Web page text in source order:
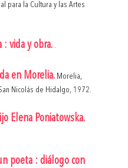
para la Cultura y las Artes
: vida y obra. .
en Morelia. Morelia,
Nicolás de Hidalgo, 1972.
Elena Poniatowska.
poeta : diálogo con